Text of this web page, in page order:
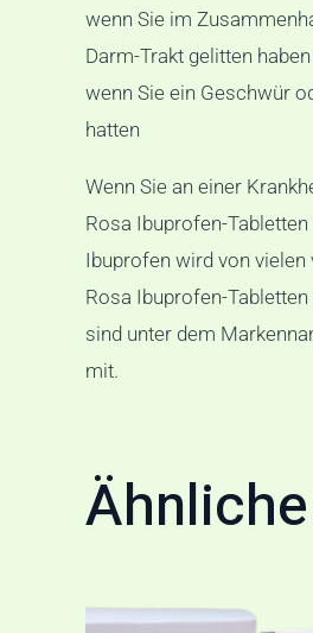
wenn Sie im
Darm-Trakt gelitten haben
wenn Sie ein Geschwür
hatten
Wenn Sie an einer
Rosa Ibuprofen-Tabletten
Ibuprofen wird von
Rosa Ibuprofen-
sind unter dem
mit.